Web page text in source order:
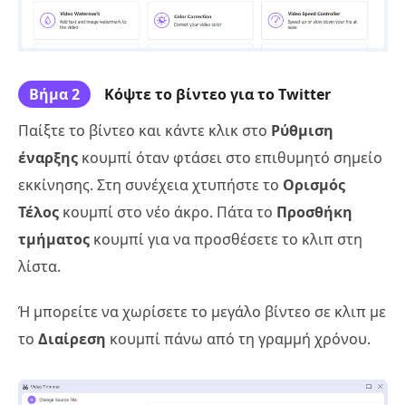
Βήμα 2
Κόψτε το βίντεο για το Twitter
Παίξτε το βίντεο και κάντε κλικ στο Ρύθμιση
έναρξης κουμπί όταν φτάσει στο επιθυμητό σημείο
εκκίνησης. Στη συνέχεια χτυπήστε το Ορισμός
Τέλος κουμπί στο νέο άκρο. Πάτα το Προσθήκη
τμήματος κουμπί για να προσθέσετε το κλιπ στη
λίστα.
Ή μπορείτε να χωρίσετε το μεγάλο βίντεο σε κλιπ με
το Διαίρεση κουμπί πάνω από τη γραμμή χρόνου.